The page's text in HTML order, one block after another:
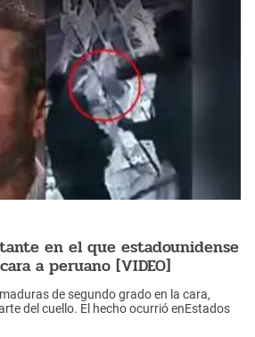
en el que estadounidense
a peruano [VIDEO]
de segundo grado en la cara,
del cuello. El hecho ocurrió enEstados